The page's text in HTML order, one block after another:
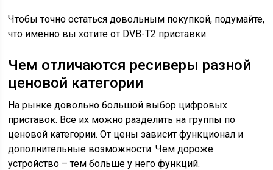
Чтобы точно остаться довольным покупкой, подумайте,
что именно вы хотите от DVB-T2 приставки.
Чем отличаются ресиверы разной
ценовой категории
На рынке довольно большой выбор цифровых
приставок. Все их можно разделить на группы по
ценовой категории. От цены зависит функционал и
дополнительные возможности. Чем дороже
устройство – тем больше у него функций.